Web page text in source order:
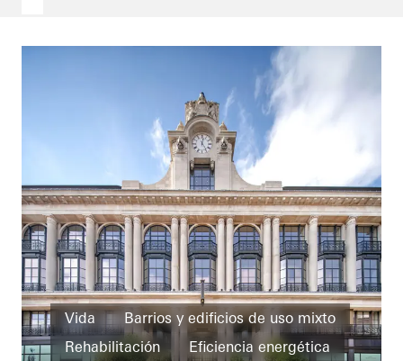
Vida
Barrios y edificios de uso mixto
Rehabilitación
Eficiencia energética